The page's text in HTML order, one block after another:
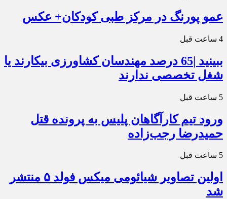
عمو پورنگ در مرکز طبی کودکان+ عکس
4 ساعت قبل
ببینید |65 درصد مهندسان کشاورزی بیکارند یا
شغل تخصصی ندارند
5 ساعت قبل
ورود تیم کارآگاهان پلیس به پرونده قتل
حمیدرضا رجب‌زاده
5 ساعت قبل
اولین تصاویر شیائومی میکس فولد ۵ منتشر
شد